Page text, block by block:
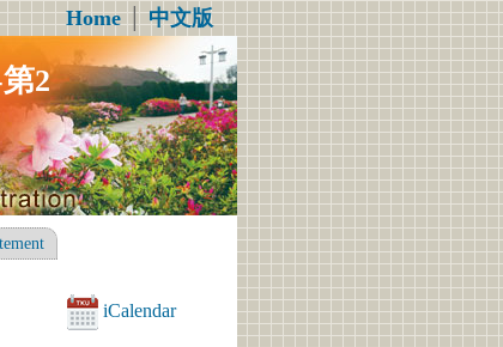
Home│中文版
2
iCalendar